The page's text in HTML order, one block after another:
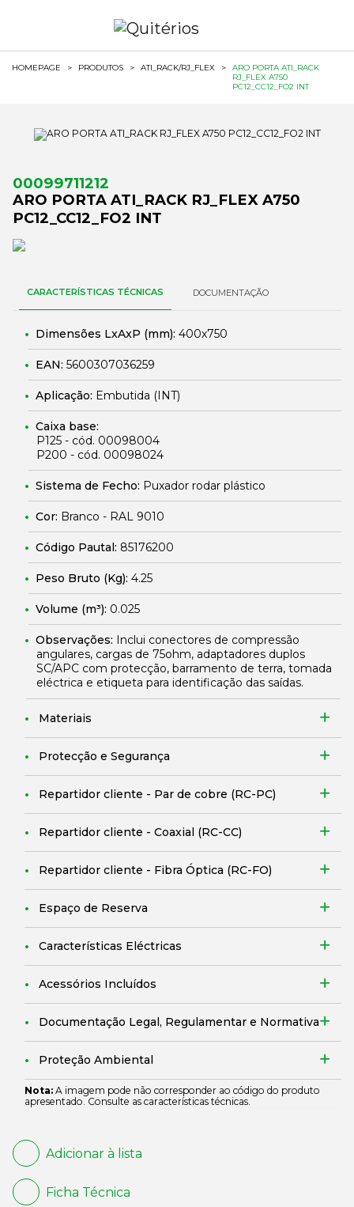
HOMEPAGE > PRODUTOS > ATI_RACK/RJ_FLEX >
ARO PORTA ATI_RACK
RJ_FLEX A750
PC12_CC12_FO2 INT
00099711212
ARO PORTA ATI_RACK RJ_FLEX A750
PC12_CC12_FO2 INT
CARACTERÍSTICAS TÉCNICAS DOCUMENTAÇÃO
Dimensões LxAxP (mm): 400x750
EAN: 5600307036259
Aplicação: Embutida (INT)
Caixa base:
P125 - cód. 00098004
P200 - cód. 00098024
Sistema de Fecho: Puxador rodar plástico
Cor: Branco - RAL 9010
Código Pautal: 85176200
Peso Bruto (Kg): 4.25
Volume (m³): 0.025
Observações: Inclui conectores de compressão
angulares, cargas de 75ohm, adaptadores duplos
SC/APC com protecção, barramento de terra, tomada
eléctrica e etiqueta para identificação das saídas.
Materiais
Protecção e Segurança
Repartidor cliente - Par de cobre (RC-PC)
Repartidor cliente - Coaxial (RC-CC)
Repartidor cliente - Fibra Óptica (RC-FO)
Espaço de Reserva
Características Eléctricas
Acessórios Incluídos
Documentação Legal, Regulamentar e Normativa
Proteção Ambiental
Nota: A imagem pode não corresponder ao código do produto
apresentado. Consulte as características técnicas.
Adicionar à lista
Ficha Técnica